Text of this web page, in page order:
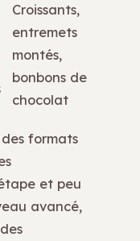
Croissants,
entremets
montés,
bonbons de
chocolat
formats
et peu
avancé,